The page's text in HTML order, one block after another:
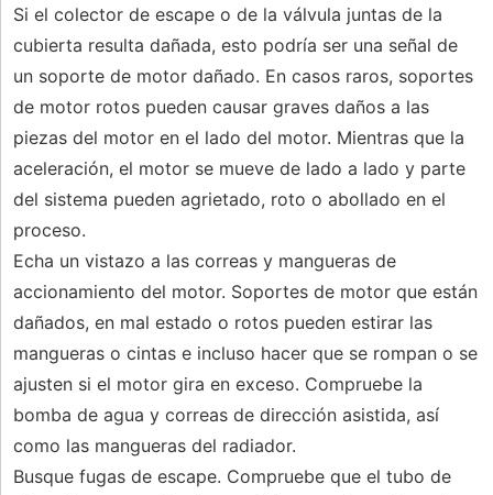
Si el colector de escape o de la válvula juntas de la
cubierta resulta dañada, esto podría ser una señal de
un soporte de motor dañado. En casos raros, soportes
de motor rotos pueden causar graves daños a las
piezas del motor en el lado del motor. Mientras que la
aceleración, el motor se mueve de lado a lado y parte
del sistema pueden agrietado, roto o abollado en el
proceso.
Echa un vistazo a las correas y mangueras de
accionamiento del motor. Soportes de motor que están
dañados, en mal estado o rotos pueden estirar las
mangueras o cintas e incluso hacer que se rompan o se
ajusten si el motor gira en exceso. Compruebe la
bomba de agua y correas de dirección asistida, así
como las mangueras del radiador.
Busque fugas de escape. Compruebe que el tubo de